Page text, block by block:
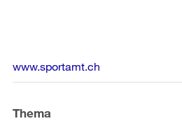
Weitere
Informationen
www.sportamt.ch
Thema